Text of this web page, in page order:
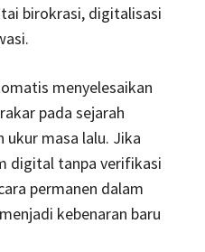
birokrasi, digitalisasi
menyelesaikan
pada sejarah
masa lalu. Jika
digital tanpa verifikasi
permanen dalam
kebenaran baru